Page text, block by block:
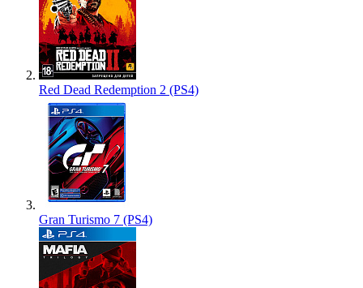
Red Dead Redemption 2 (PS4)
Gran Turismo 7 (PS4)